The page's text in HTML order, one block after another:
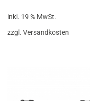
inkl. 19 % MwSt.
zzgl. Versandkosten